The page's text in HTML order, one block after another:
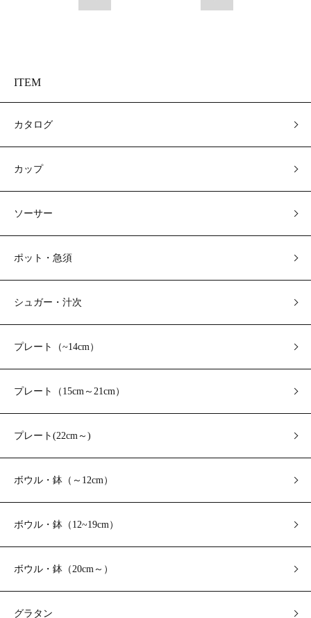
ITEM
カタログ
カップ
ソーサー
ポット・急須
シュガー・汁次
プレート（~14cm）
プレート（15cm～21cm）
プレート(22cm～)
ボウル・鉢（～12cm）
ボウル・鉢（12~19cm）
ボウル・鉢（20cm～）
グラタン